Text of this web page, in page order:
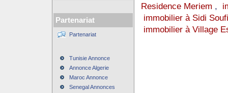
Partenariat
Partenariat
Tunisie Annonce
Annonce Algerie
Maroc Annonce
Senegal Annonces
Residence Meriem ,
immobilier à Sidi
immobilier à Village